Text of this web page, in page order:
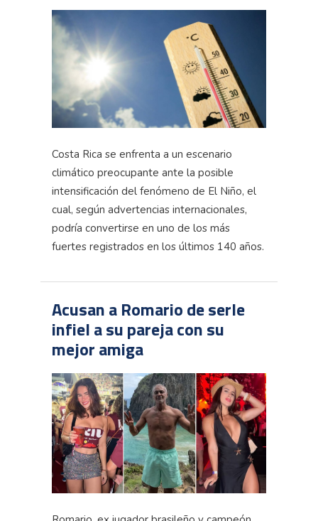
Costa Rica se enfrenta a un escenario
climático preocupante ante la posible
intensificación del fenómeno de El Niño, el
cual, según advertencias internacionales,
podría convertirse en uno de los más
fuertes registrados en los últimos 140 años.
Acusan a Romario de serle
infiel a su pareja con su
mejor amiga